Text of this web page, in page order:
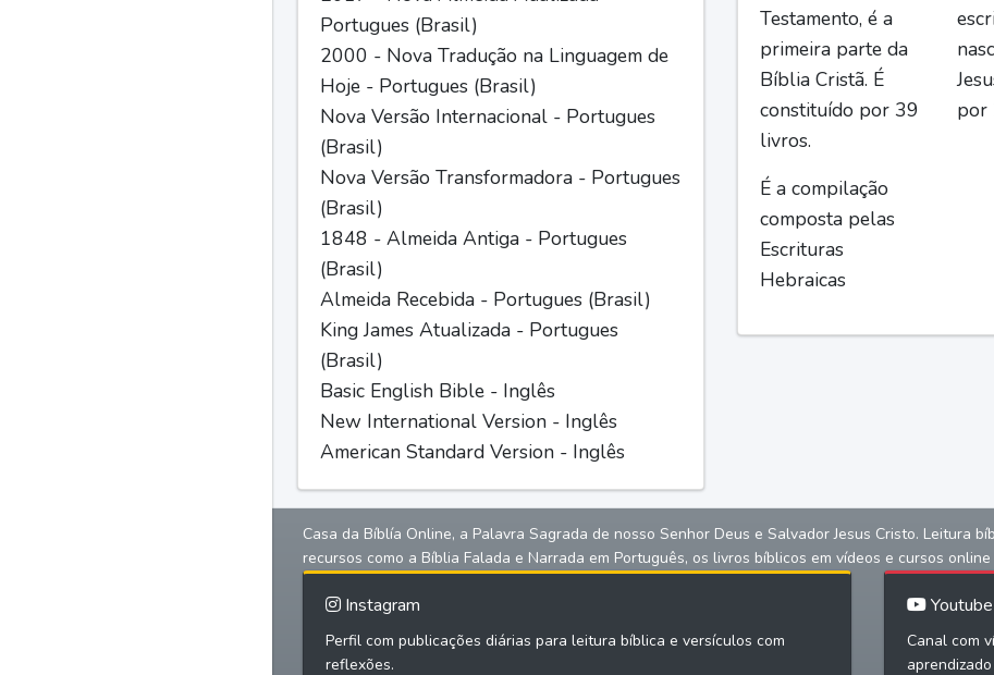
Portugues (Brasil)
2000 - Nova Tradução na Linguagem de
Hoje - Portugues (Brasil)
Nova Versão Internacional - Portugues
(Brasil)
Nova Versão Transformadora - Portugues
(Brasil)
1848 - Almeida Antiga - Portugues
(Brasil)
Almeida Recebida - Portugues (Brasil)
King James Atualizada - Portugues
(Brasil)
Basic English Bible - Inglês
New International Version - Inglês
American Standard Version - Inglês
Testamento, é a
primeira parte da
Bíblia Cristã. É
constituído por 39
livros.
É a compilação
composta pelas
Escrituras
Hebraicas
por
Casa da Bíblía Online, a Palavra Sagrada de nosso Senhor Deus e Salvador Jesus Cristo. Leitura
recursos como a Bíblia Falada e Narrada em Português, os livros bíblicos em vídeos e cursos
Instagram
Perfil com publicações diárias para leitura bíblica e versículos com
reflexões.
Youtube
Canal com